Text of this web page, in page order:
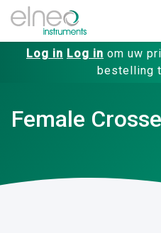
Log in Log in om uw
bestelling
Female